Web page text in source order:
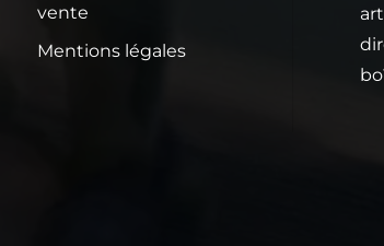
vente
Mentions légales